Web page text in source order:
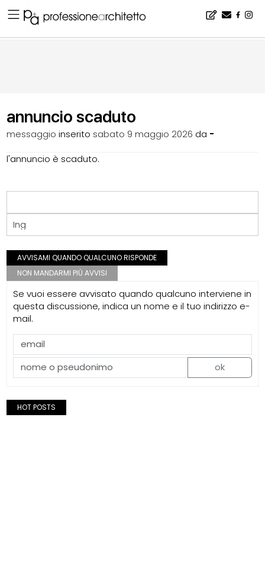
annuncio scaduto
messaggio inserito sabato 9 maggio 2026 da -
l'annuncio è scaduto.
Ing
AVVISAMI QUANDO QUALCUNO RISPONDE
NON MANDARMI PIÙ AVVISI
Se vuoi essere avvisato quando qualcuno interviene in
questa discussione, indica un nome e il tuo indirizzo e-
mail.
ok
HOT POSTS